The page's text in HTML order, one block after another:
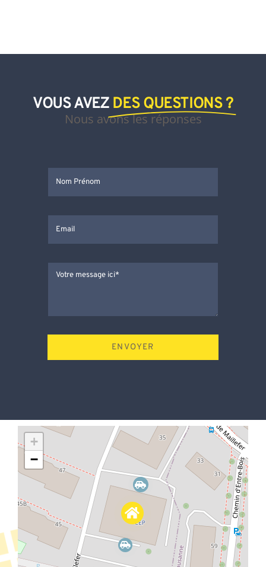
VOUS AVEZ DES QUESTIONS ?
Nous avons les réponses
ENVOYER
+
−